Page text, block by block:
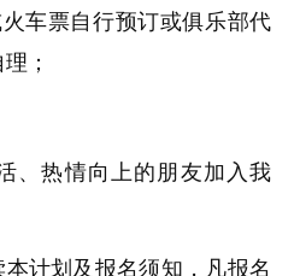
车票自行预订或俱乐部代
；
、热情向上的朋友加入我
计划及报名须知，凡报名